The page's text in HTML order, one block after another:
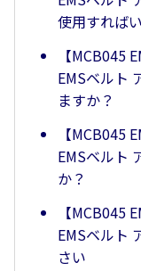
使用すれば
【MCB045
EMSベルト
ますか？
【MCB045
EMSベルト
か？
【MCB045
EMSベルト
さい